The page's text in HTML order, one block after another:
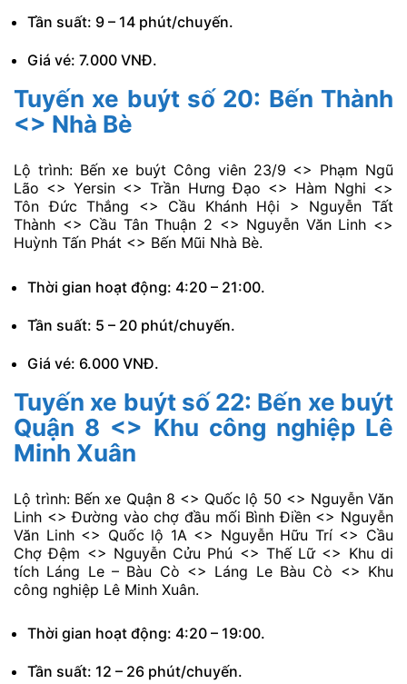
Đại học Quốc gia
Lộ trình: Bến xe Công viến 23/9 <> Phạm Ngũ Lão <>
Yersin <> Trần Hưng Đạo <> Hàm Nghi <> Hồ Tùng
Mậu <> Đường nhánh S2 <> Tôn Đức Thắng <> Hai
Bà Trưng <> Lê Duẩn <> Đinh Tiên Hoàng <> Nguyễn
Quốc lộ 1 <> Đường 621 <> Bến xe buýt A Đại học
Quốc gia TPHCM.
Thời gian hoạt động: 5:00 – 20:15.
Giá vé: 7.000 VNĐ.
Tuyến xe buýt số 20: Bến Thành
<> Nhà Bè
Lộ trình: Bến xe buýt Công viên 23/9 <> Phạm Ngũ
Lão <> Yersin <> Trần Hưng Đạo <> Hàm Nghi <>
Tôn Đức Thắng <> Cầu Khánh Hội > Nguyễn Tất
Thành <> Cầu Tân Thuận 2 <> Nguyễn Văn Linh <>
Thời gian hoạt động: 4:20 – 21:00.
Tần suất: 5 – 20 phút/chuyến.
Giá vé: 6.000 VNĐ.
Tuyến xe buýt số 22: Bến xe buýt
Quận 8 <> Khu công nghiệp Lê